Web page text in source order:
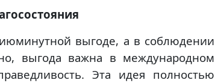
выгоде, а в соблюдении
выгода важна в международном
Эта идея полностью